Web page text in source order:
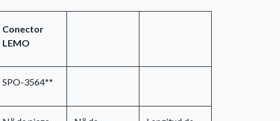
Conector
LEMO
SPO-3564**